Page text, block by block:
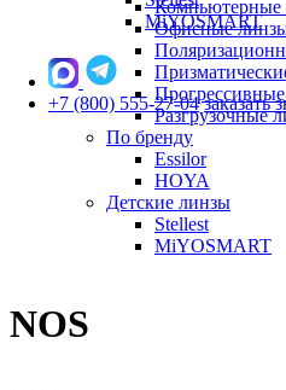
Компьютерные
Офисные
Разгрузочные
По бренду
Essilor
HOYA
Детские линзы
Stellest
MiYOSMART
MiYOSMART
+7 (800) 555-27-04 заказать
NOS